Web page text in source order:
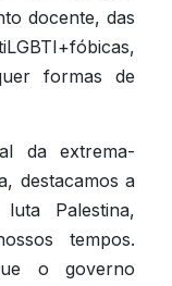
docente, das
formas de
da extrema-
destacamos a
Palestina,
tempos.
o governo